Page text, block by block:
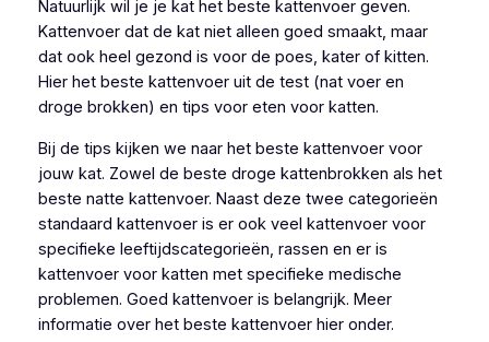
Natuurlijk wil je je kat het beste kattenvoer geven.
Kattenvoer dat de kat niet alleen goed smaakt, maar
dat ook heel gezond is voor de poes, kater of kitten.
Hier het beste kattenvoer uit de test (nat voer en
droge brokken) en tips voor eten voor katten.
Bij de tips kijken we naar het beste kattenvoer voor
jouw kat. Zowel de beste droge kattenbrokken als het
beste natte kattenvoer. Naast deze twee categorieën
standaard kattenvoer is er ook veel kattenvoer voor
specifieke leeftijdscategorieën, rassen en er is
kattenvoer voor katten met specifieke medische
problemen. Goed kattenvoer is belangrijk. Meer
informatie over het beste kattenvoer hier onder.